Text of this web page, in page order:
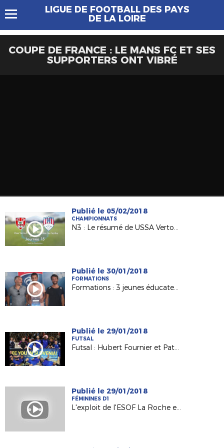
LIGUE DE FOOTBALL DES PAYS
DE LA LOIRE
COUPE DE FRANCE : LE MANS FC ET SES
SUPPORTERS ONT VIBRÉ
Publié le 05/02/2018
CHAMPIONNATS
N3 : Le résumé de USSA Vertou / Sablé FC
Publié le 30/01/2018
FORMATIONS
Formations : 3 jeunes éducateurs heureux titulaires du B.M.F.
Publié le 29/01/2018
FUTSAL
Futsal : Hubert Fournier et Patrick Pion à fond derrière les Bleus !
Publié le 29/01/2018
FÉMININES D1
L'exploit de l'ESOF La Roche en Coupe de France